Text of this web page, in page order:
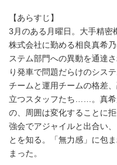
【あらすじ】
3月のある月曜日。大手精密
株式会社に勤める相良真希
ステム部門への異動を通達
り発車で問題だらけのシス
チームと運用チームの格差
立つスタッフたち……。真希
の、周囲は変化することに
強会でアジャイルと出合い
とを知る。「無力感」に包
まった。